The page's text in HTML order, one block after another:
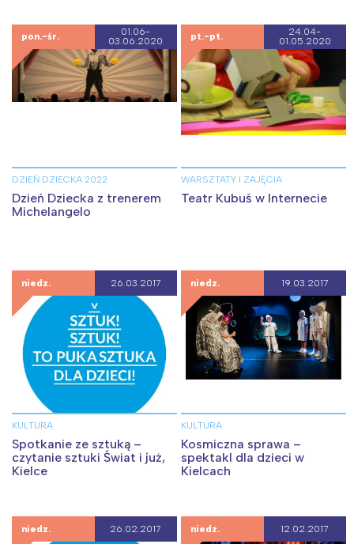
pon.-śr.
01.06-
03.06.2020
DZIEŃ DZIECKA 2022
Dzień Dziecka z trenerem
Michelangelo
pt.-pt.
24.04-
01.05.2020
WARSZTATY I ZAJĘCIA
Teatr Kubuś w Internecie
niedz. 26.03.2017
KULTURA
Spotkanie ze sztuką –
czytanie sztuki Świat i już,
Kielce
niedz. 19.03.2017
KULTURA
Kosmiczna sprawa –
spektakl dla dzieci w
Kielcach
niedz. 26.02.2017 niedz. 12.02.2017